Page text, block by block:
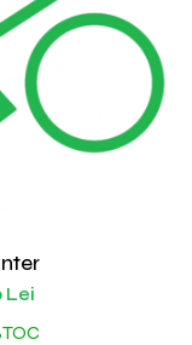
Lei